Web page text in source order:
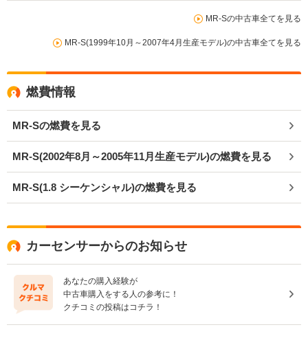
MR-Sの中古車全てを見る
MR-S(1999年10月～2007年4月生産モデル)の中古車全てを見る
燃費情報
MR-Sの燃費を見る
MR-S(2002年8月～2005年11月生産モデル)の燃費を見る
MR-S(1.8 シーケンシャル)の燃費を見る
カーセンサーからのお知らせ
あなたの購入経験が
中古車購入をする人の参考に！
クチコミの投稿はコチラ！